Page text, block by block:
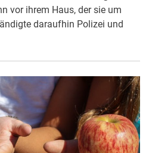
vor ihrem Haus, der sie um
daraufhin Polizei und